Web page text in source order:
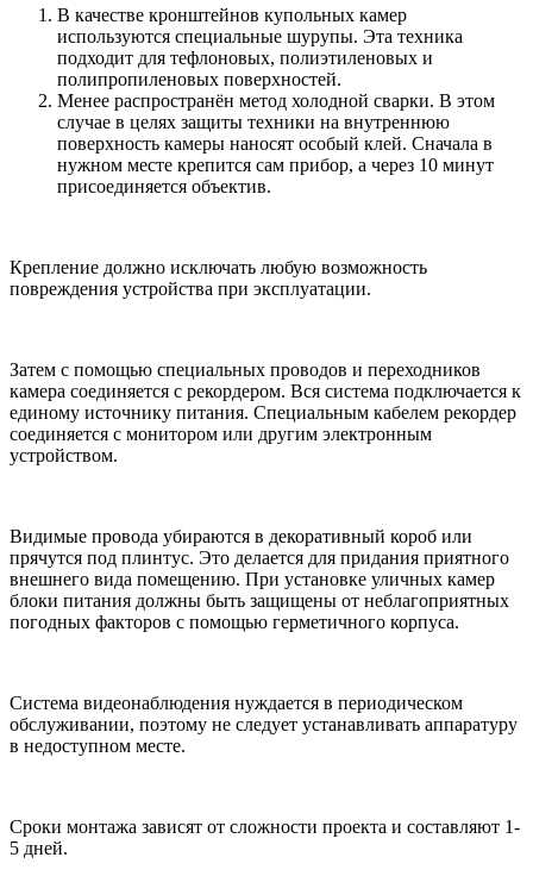
В качестве кронштейнов купольных камер
используются специальные шурупы. Эта техника
подходит для тефлоновых, полиэтиленовых и
полипропиленовых поверхностей.
Менее распространён метод холодной сварки. В этом
случае в целях защиты техники на внутреннюю
поверхность камеры наносят особый клей. Сначала в
нужном месте крепится сам прибор, а через 10 минут
присоединяется объектив.
Крепление должно исключать любую возможность
повреждения устройства при эксплуатации.
Затем с помощью специальных проводов и переходников
камера соединяется с рекордером. Вся система подключается к
единому источнику питания. Специальным кабелем рекордер
соединяется с монитором или другим электронным
устройством.
Видимые провода убираются в декоративный короб или
прячутся под плинтус. Это делается для придания приятного
внешнего вида помещению. При установке уличных камер
блоки питания должны быть защищены от неблагоприятных
погодных факторов с помощью герметичного корпуса.
Система видеонаблюдения нуждается в периодическом
обслуживании, поэтому не следует устанавливать аппаратуру
в недоступном месте.
Сроки монтажа зависят от сложности проекта и составляют 1-
5 дней.